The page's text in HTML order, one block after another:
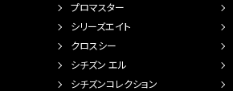
プロマスター
シリーズエイト
クロスシー
シチズン エル
シチズンコレクション